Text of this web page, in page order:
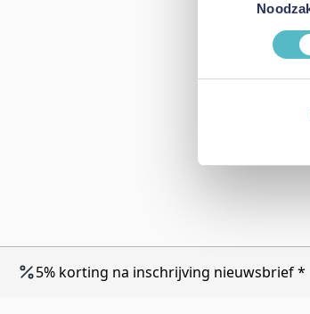
5% korting na inschrijving nieuwsbrief *